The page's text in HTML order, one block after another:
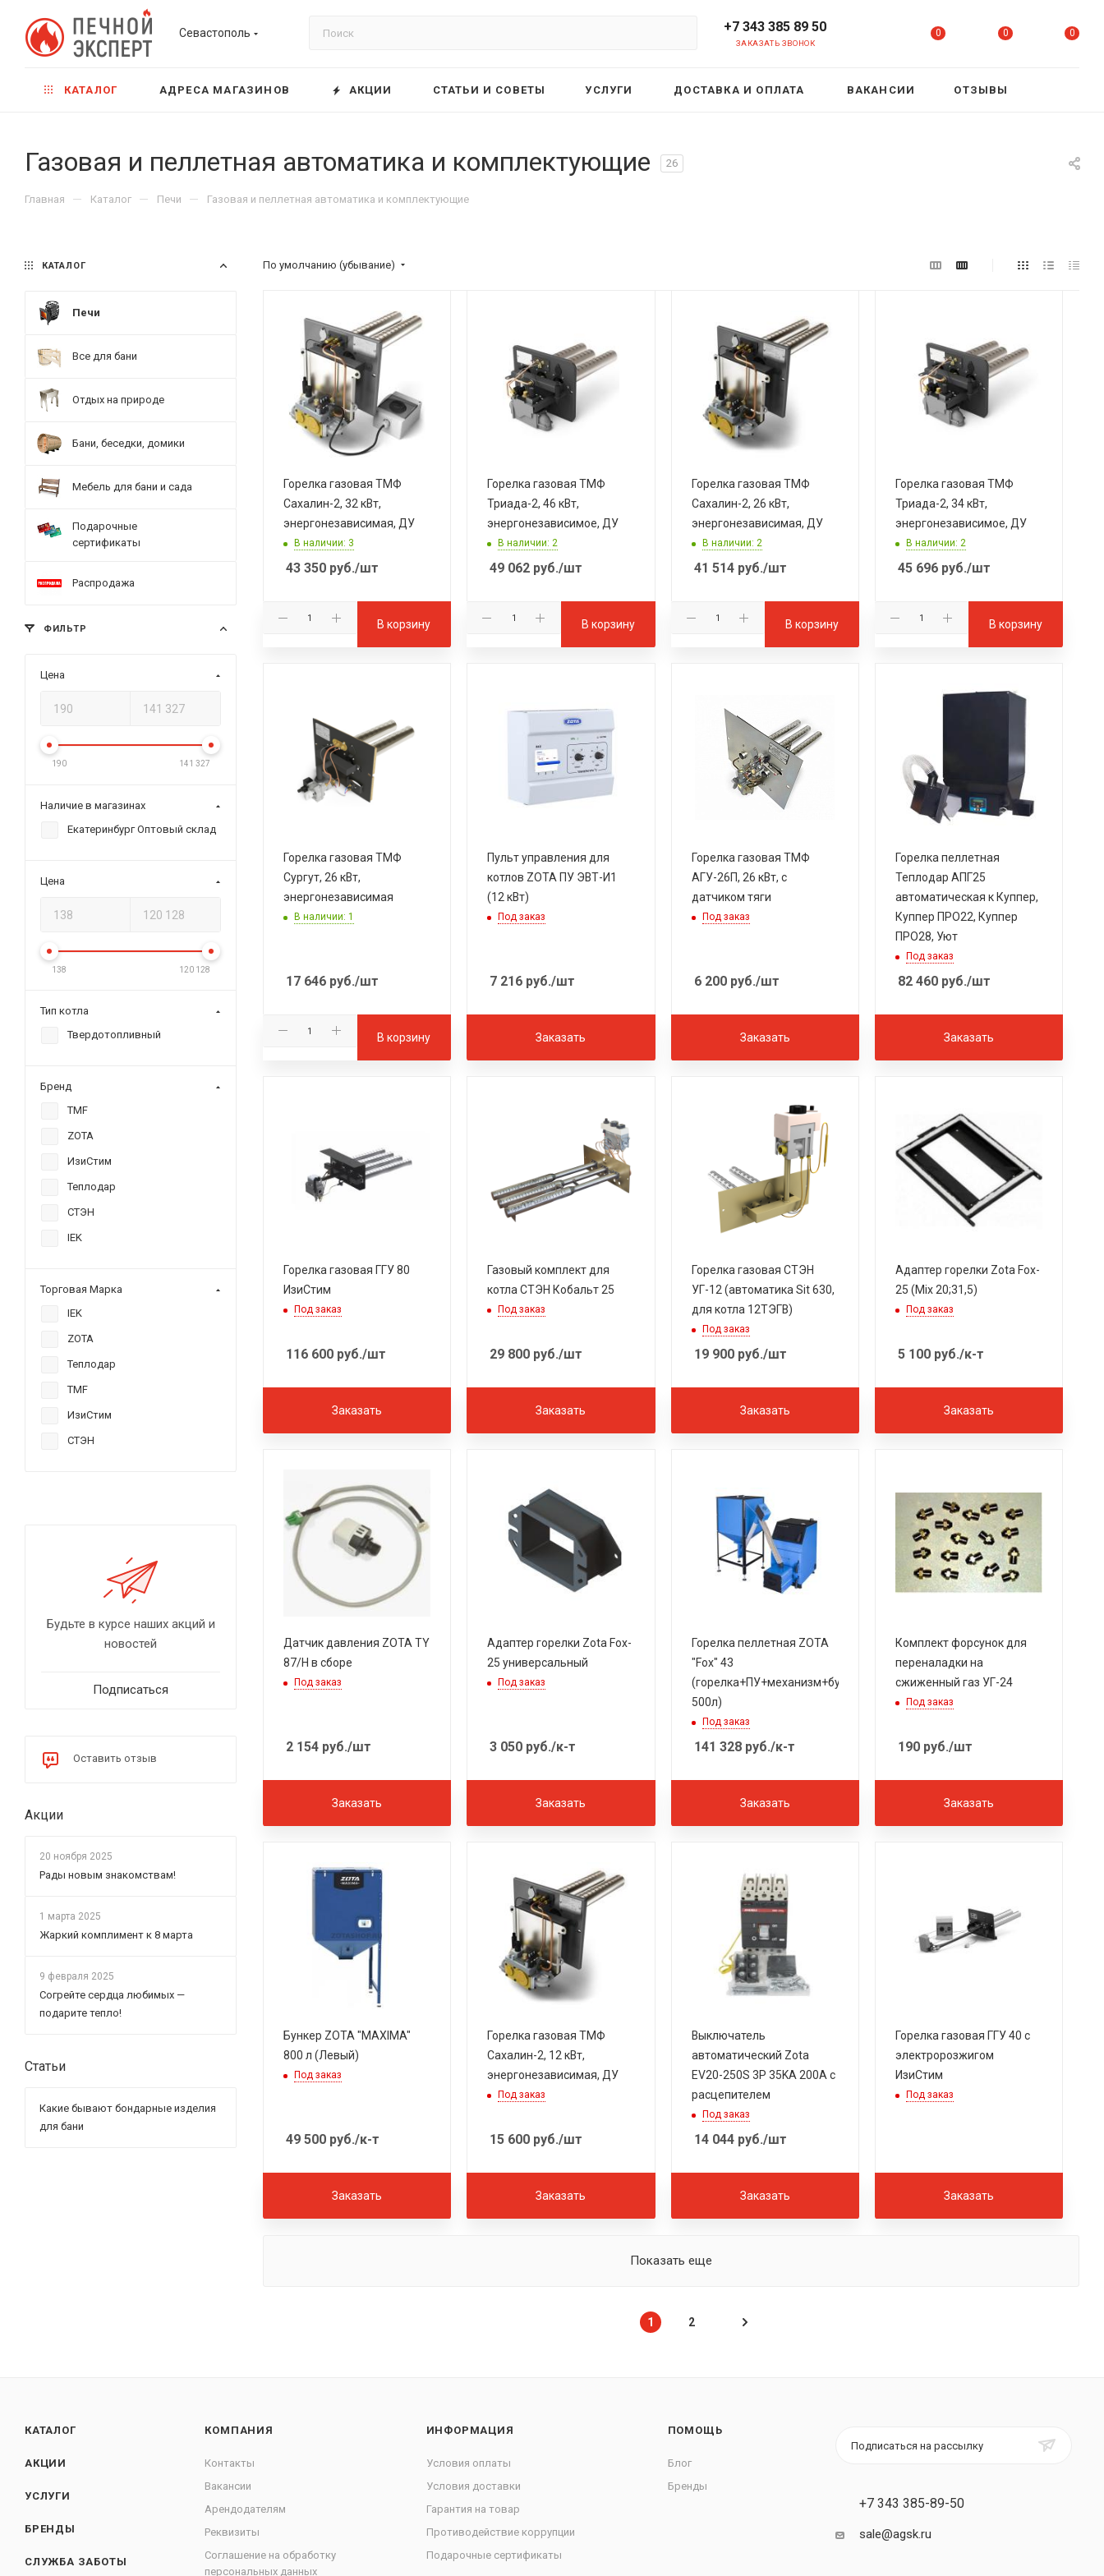
Севастополь +7 343 385 89 50
ЗАКАЗАТЬ ЗВОНОК
0 0 0
КАТАЛОГ АДРЕСА МАГАЗИНОВ АКЦИИ СТАТЬИ И СОВЕТЫ УСЛУГИ ДОСТАВКА И ОПЛАТА ВАКАНСИИ ОТЗЫВЫ
Газовая и пеллетная автоматика и комплектующие 26
Главная — Каталог — Печи — Газовая и пеллетная автоматика и комплектующие
По умолчанию (убывание)
Горелка газовая ТМФ
Сахалин-2, 32 кВт,
энергонезависимая, ДУ
В наличии: 3
43 350 руб./шт
В корзину
Горелка газовая ТМФ
Триада-2, 46 кВт,
энергонезависимое, ДУ
В наличии: 2
49 062 руб./шт
В корзину
Горелка газовая ТМФ
Сахалин-2, 26 кВт,
энергонезависимая, ДУ
В наличии: 2
41 514руб./шт
В корзину
Горелка газовая ТМФ
Триада-2, 34 кВт,
энергонезависимое, ДУ
В наличии: 2
45 696руб./шт
В корзину
Горелка газовая ТМФ
Сургут, 26 кВт,
энергонезависимая
В наличии: 1
17 646 руб./шт
В корзину
Пульт управления для
котлов ZOTA ПУ ЭВТ-И1
(12 кВт)
Под заказ
7 216 руб./шт
Заказать
Горелка газовая ТМФ
АГУ-26П, 26 кВт, с
датчиком тяги
Под заказ
6 200руб./шт
Заказать
Горелка пеллетная
Теплодар АПГ25
автоматическая к Куппер,
Куппер ПРО22, Куппер
ПРО28, Уют
Под заказ
82 460руб./шт
Заказать
Горелка газовая ГГУ 80
ИзиСтим
Под заказ
116 600 руб./шт
Заказать
Газовый комплект для
котла СТЭН Кобальт 25
Под заказ
29 800 руб./шт
Заказать
Горелка газовая СТЭН
УГ-12 (автоматика Sit 630,
для котла 12ТЭГВ)
Под заказ
19 900руб./шт
Заказать
Адаптер горелки Zota Fox-
25 (Mix 20;31,5)
Под заказ
5 100руб./к-т
Заказать
Датчик давления ZOTA TY
87/H в сборе
Под заказ
2 154 руб./шт
Заказать
Адаптер горелки Zota Fox-
25 универсальный
Под заказ
3 050 руб./к-т
Заказать
Горелка пеллетная ZOTA
"Fox" 43
(горелка+ПУ+механизм+бункер
500л)
Под заказ
141 328руб./к-т
Заказать
Комплект форсунок для
переналадки на
сжиженный газ УГ-24
Под заказ
190руб./шт
Заказать
Бункер ZOTA "MAXIMA"
800 л (Левый)
Под заказ
49 500 руб./к-т
Заказать
Горелка газовая ТМФ
Сахалин-2, 12 кВт,
энергонезависимая, ДУ
Под заказ
15 600 руб./шт
Заказать
Выключатель
автоматический Zota
EV20-250S 3P 35KA 200A с
расцепителем
Под заказ
14 044руб./шт
Заказать
Горелка газовая ГГУ 40 с
электророзжигом
ИзиСтим
Под заказ
Заказать
Показать еще
1 2
КАТАЛОГ
Печи
Все для бани
Отдых на природе
Бани, беседки, домики
Мебель для бани и сада
Подарочные
сертификаты
Распродажа
ФИЛЬТР
Цена
190 141 327
Наличие в магазинах
Екатеринбург Оптовый склад
Цена
138 120 128
Тип котла
Твердотопливный
Бренд
TMF
ZOTA
ИзиСтим
Теплодар
СТЭН
IEK
Торговая Марка
IEK
ZOTA
Теплодар
TMF
ИзиСтим
СТЭН
Будьте в курсе наших акций и
новостей
Подписаться
Оставить отзыв
Акции
20 ноября 2025
Рады новым знакомствам!
1 марта 2025
Жаркий комплимент к 8 марта
9 февраля 2025
Согрейте сердца любимых —
подарите тепло!
Статьи
Какие бывают бондарные изделия
для бани
КАТАЛОГ
АКЦИИ
УСЛУГИ
БРЕНДЫ
СЛУЖБА ЗАБОТЫ
КОМПАНИЯ
Контакты
Вакансии
Арендодателям
Реквизиты
Соглашение на обработку
персональных данных
ИНФОРМАЦИЯ
Условия оплаты
Условия доставки
Гарантия на товар
Противодействие коррупции
Подарочные сертификаты
ПОМОЩЬ
Блог
Бренды
Подписаться на рассылку
+7 343 385-89-50
sale@agsk.ru